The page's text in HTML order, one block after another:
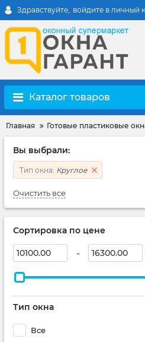
Здравствуйте, войдите в личный
Каталог товаров
Главная Готовые пластиковые
Вы выбрали:
Тип окна: Круглое
Очистить все
Сортировка по цене
-
Тип окна
Все